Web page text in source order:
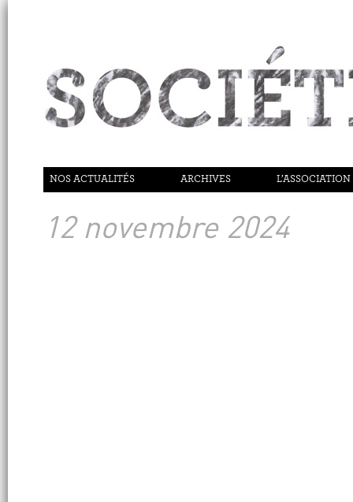
NOS ACTUALITÉS ARCHIVES L’ASSOCIATION
12 novembre 2024